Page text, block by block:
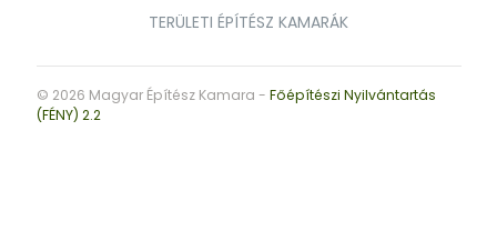
TERÜLETI ÉPÍTÉSZ KAMARÁK
© 2026 Magyar Építész Kamara - Főépítészi Nyilvántartás
(FÉNY) 2.2